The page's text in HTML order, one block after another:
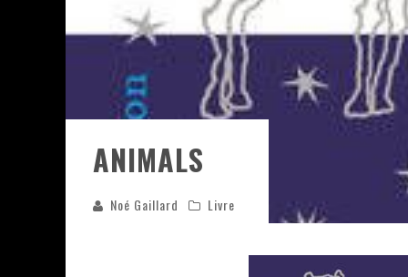
« DAMN THEM ALL » - UN DUO
YOSHI AND THE MYSTERIOUS
ANIMALS
Noé Gaillard Livre